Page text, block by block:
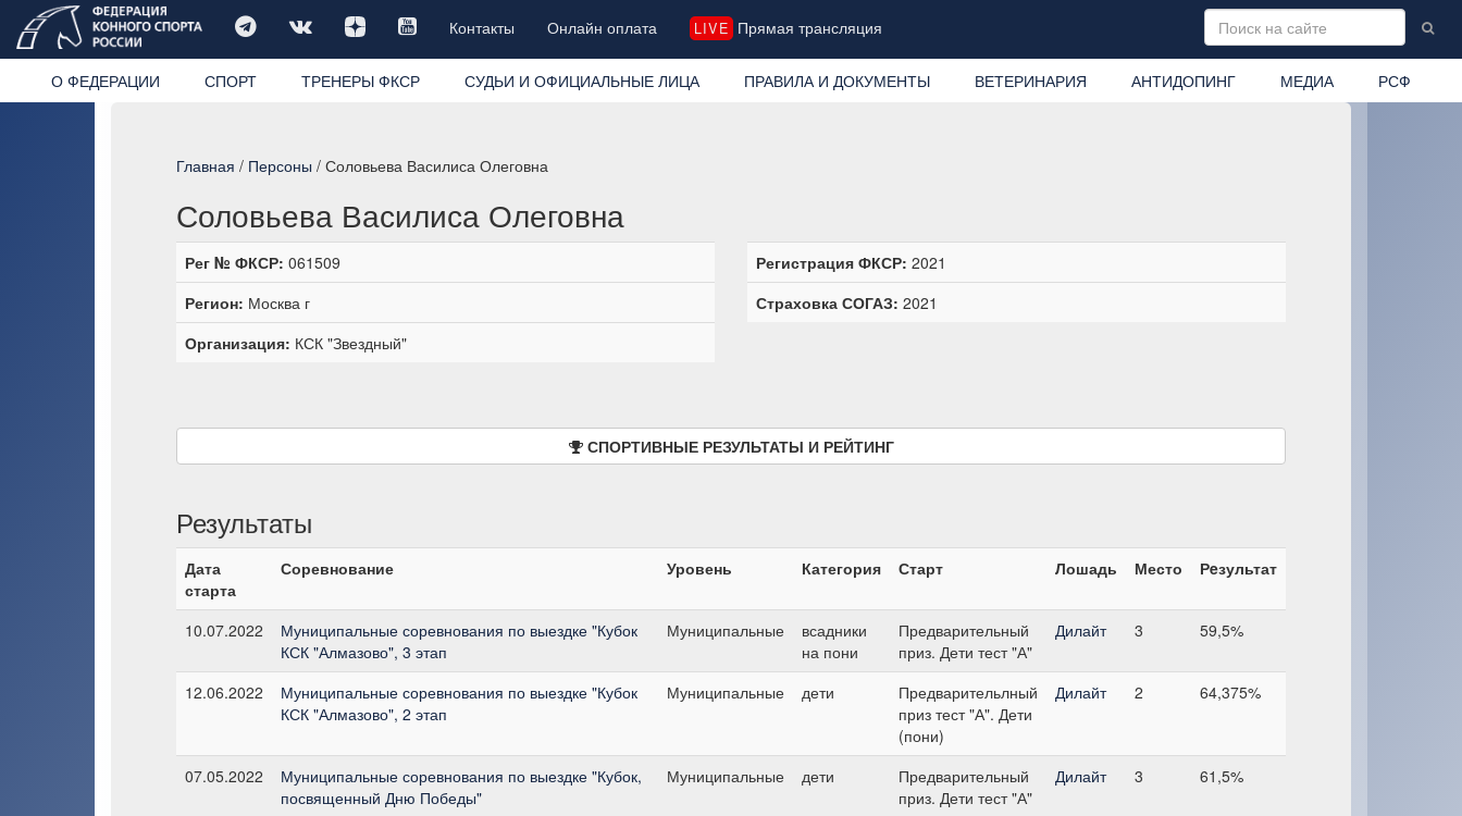
Контакты Онлайн оплата LIVE Прямая трансляция
О ФЕДЕРАЦИИ СПОРТ ТРЕНЕРЫ ФКСР СУДЬИ И ОФИЦИАЛЬНЫЕ ЛИЦА ПРАВИЛА И ДОКУМЕНТЫ ВЕТЕРИНАРИЯ АНТИДОПИНГ МЕДИА РСФ
Главная / Персоны / Соловьева Василиса Олеговна
Соловьева Василиса Олеговна
Рег № ФКСР: 061509
Регион: Москва г
Организация: КСК "Звездный"
Регистрация ФКСР: 2021
Страховка СОГАЗ: 2021
СПОРТИВНЫЕ РЕЗУЛЬТАТЫ И РЕЙТИНГ
Результаты
Дата
старта
Соревнование Уровень Категория Старт Лошадь Место Рeзультат
10.07.2022
Муниципальные соревнования по выездке "Кубок
КСК "Алмазово", 3 этап
Муниципальные
всадники
на пони
Предварительный
приз. Дети тест "А"
Дилайт 3 59,5%
12.06.2022
Муниципальные соревнования по выездке "Кубок
КСК "Алмазово", 2 этап
Муниципальные дети
Предварительлный
приз тест "А". Дети
(пони)
Дилайт 2 64,375%
07.05.2022
Муниципальные соревнования по выездке "Кубок,
посвященный Дню Победы"
Муниципальные дети
Предварительный
приз. Дети тест "А"
Дилайт 3 61,5%